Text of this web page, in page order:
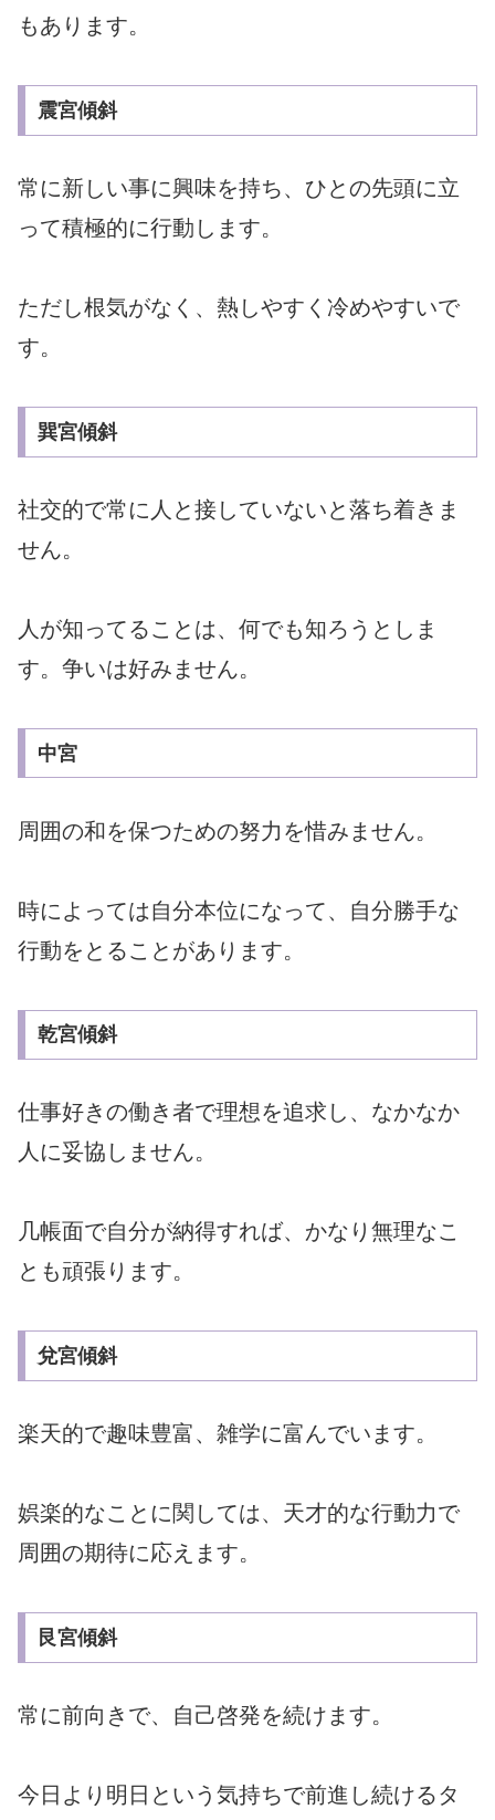
もあります。
震宮傾斜
常に新しい事に興味を持ち、ひとの先頭に立
って積極的に行動します。
ただし根気がなく、熱しやすく冷めやすいで
す。
巽宮傾斜
社交的で常に人と接していないと落ち着きま
せん。
人が知ってることは、何でも知ろうとしま
す。争いは好みません。
中宮
周囲の和を保つための努力を惜みません。
時によっては自分本位になって、自分勝手な
行動をとることがあります。
乾宮傾斜
仕事好きの働き者で理想を追求し、なかなか
人に妥協しません。
几帳面で自分が納得すれば、かなり無理なこ
とも頑張ります。
兌宮傾斜
楽天的で趣味豊富、雑学に富んでいます。
娯楽的なことに関しては、天才的な行動力で
周囲の期待に応えます。
艮宮傾斜
常に前向きで、自己啓発を続けます。
今日より明日という気持ちで前進し続けるタ